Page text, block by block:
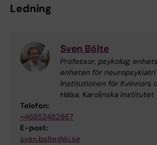
Ledning
Sven Bölte
Professor, psykolog,
enheten för
Institutionen för Kvinnors
Hälsa, Karolinska Institutet
Telefon:
+46852482867
E-post:
sven.bolte@ki.se